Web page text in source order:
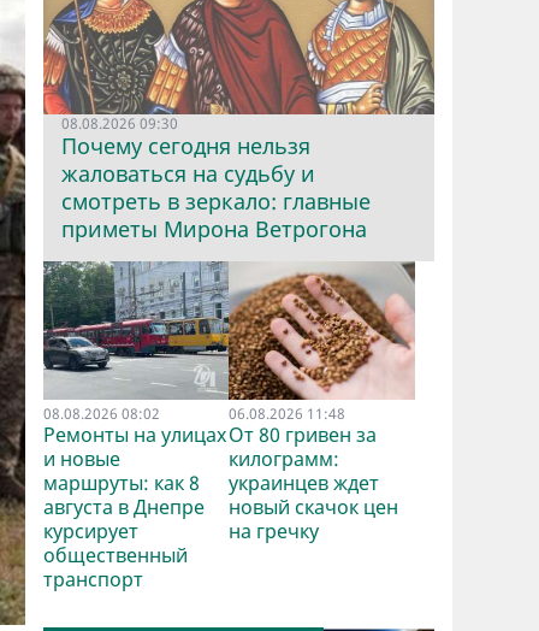
08.08.2026 09:30
Почему сегодня нельзя
жаловаться на судьбу и
смотреть в зеркало: главные
приметы Мирона Ветрогона
08.08.2026 08:02
Ремонты на улицах
и новые
маршруты: как 8
августа в Днепре
курсирует
общественный
транспорт
06.08.2026 11:48
От 80 гривен за
килограмм:
украинцев ждет
новый скачок цен
на гречку